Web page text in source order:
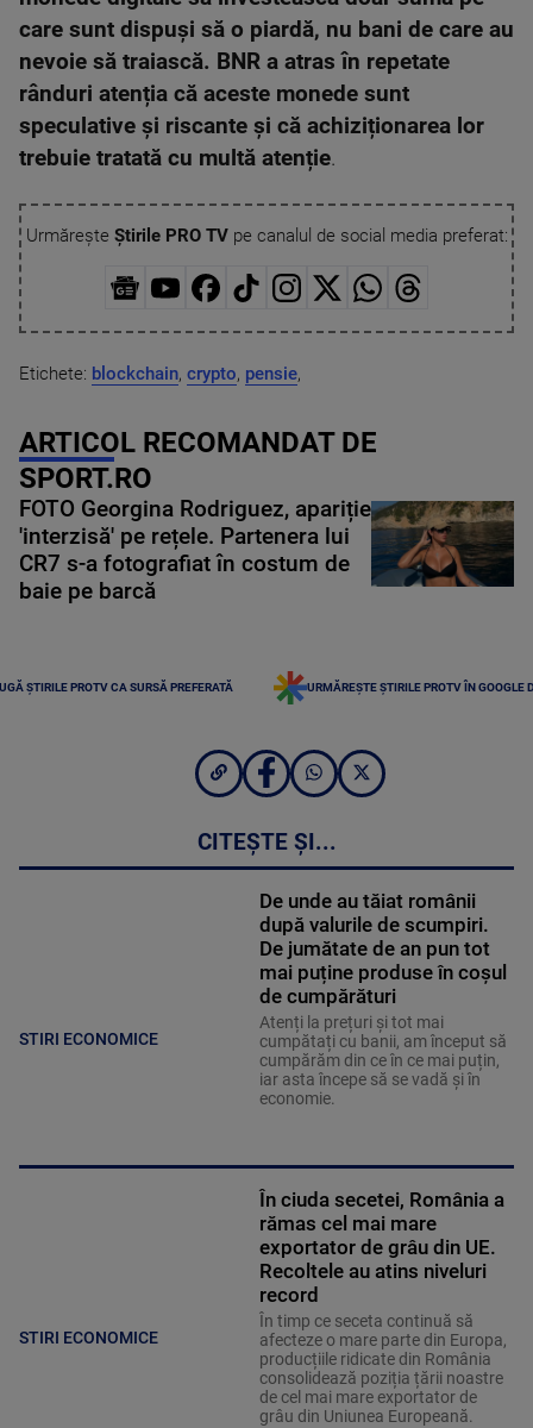
care sunt dispuși să o piardă, nu bani de care au
nevoie să traiască. BNR a atras în repetate
rânduri atenția că aceste monede sunt
speculative și riscante și că achiziționarea lor
trebuie tratată cu multă atenție.
Urmărește Știrile PRO TVpe canalul de social media preferat:
Etichete: blockchain, crypto, pensie,
ARTICOL RECOMANDAT DE
SPORT.RO
FOTO Georgina Rodriguez, apariție
'interzisă' pe rețele. Partenera lui
CR7 s-a fotografiat în costum de
baie pe barcă
ȘTIRILE PROTV CA SURSĂ PREFERATĂ URMĂREȘTE ȘTIRILE PROTV ÎN GOOGLE
CITEȘTE ȘI...
STIRI ECONOMICE
De unde au tăiat românii
după valurile de scumpiri.
De jumătate de an pun tot
mai puține produse în coșul
de cumpărături
Atenți la prețuri și tot mai
cumpătați cu banii, am început să
cumpărăm din ce în ce mai puțin,
iar asta începe să se vadă și în
economie.
STIRI ECONOMICE
În ciuda secetei, România a
rămas cel mai mare
exportator de grâu din UE.
Recoltele au atins niveluri
record
În timp ce seceta continuă să
afecteze o mare parte din Europa,
producțiile ridicate din România
consolidează poziția țării noastre
de cel mai mare exportator de
grâu din Uniunea Europeană.